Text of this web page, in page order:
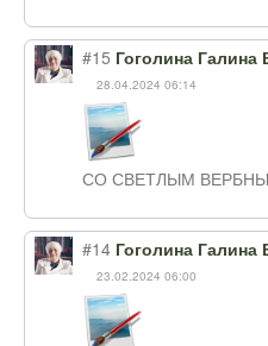
#15 Гоголина Галина
28.04.2024 06:14
СО СВЕТЛЫМ
#14 Гоголина Галина
23.02.2024 06:00